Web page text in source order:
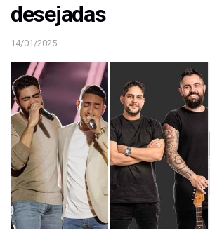
desejadas
14/01/2025